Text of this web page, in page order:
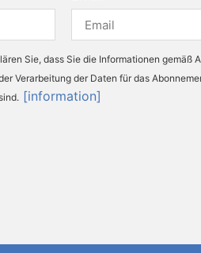
Sie, dass Sie die Informationen gemäß
Verarbeitung der Daten für das
[information]